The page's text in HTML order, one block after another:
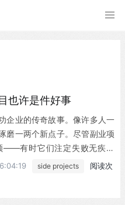
也许是件好事
企业的传奇故事。像许多人一
磨一两个新点子。尽管副业项
——有时它们注定失败无疾而
了（或正在考虑放弃）一个副
经历。事实上，被搁置的副
side projects
阅读次